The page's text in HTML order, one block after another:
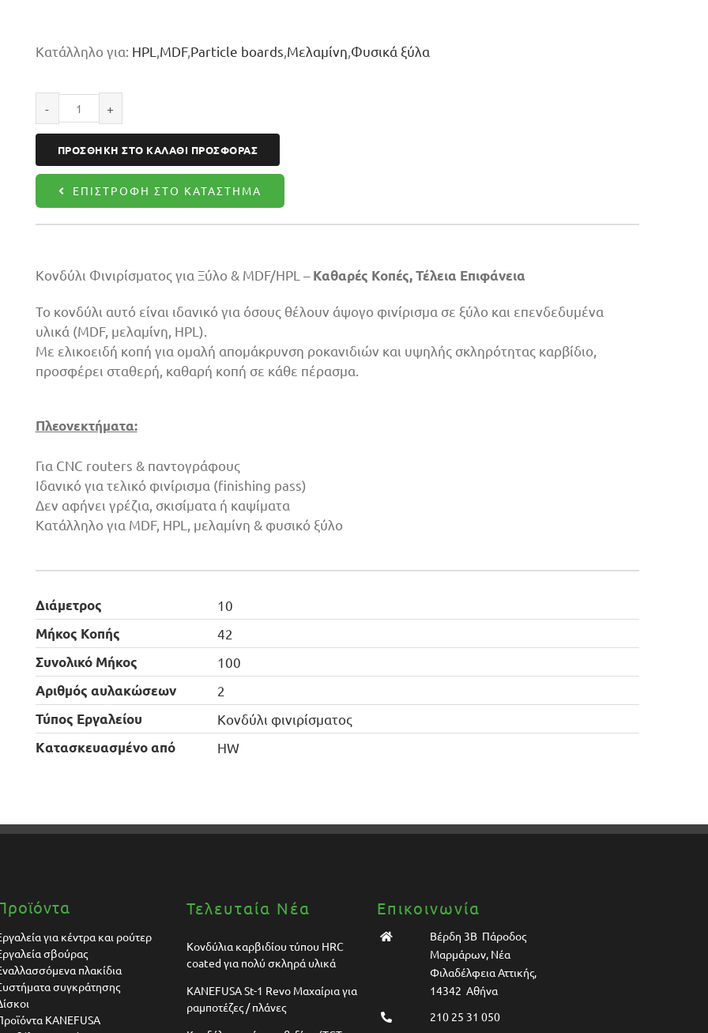
Κατάλληλο για: HPL MDF,Particle boards Μελαμίνη Φυσικά ξύλα
Κονδύλι
φινιρίσματος
10X42X100
Z2
ποσότητα
ΠΡΟΣΘΉΚΗ ΣΤΟ ΚΑΛΆΘΙ ΠΡΟΣΦΟΡΆΣ
ΕΠΙΣΤΡΟΦΉ ΣΤΟ ΚΑΤΆΣΤΗΜΑ
Κονδύλι Φινιρίσματος για Ξύλο & MDF/HPL –Καθαρές Κοπές, Τέλεια Επιφάνεια
Το κονδύλι αυτό είναι ιδανικό για όσους θέλουν άψογο φινίρισμα σε ξύλο και επενδεδυμένα
υλικά (MDF, μελαμίνη, HPL).
Με ελικοειδή κοπή για ομαλή απομάκρυνση ροκανιδιών και υψηλής σκληρότητας καρβίδιο,
προσφέρει σταθερή, καθαρή κοπή σε κάθε πέρασμα.
Πλεονεκτήματα:
Για CNC routers & παντογράφους
Ιδανικό για τελικό φινίρισμα (finishing pass)
Δεν αφήνει γρέζια, σκισίματα ή καψίματα
Κατάλληλο για MDF, HPL, μελαμίνη & φυσικό ξύλο
Διάμετρος
10
Μήκος Κοπής
42
Συνολικό Μήκος
100
Αριθμός αυλακώσεων
2
Τύπος Εργαλείου
Κονδύλι φινιρίσματος
Kατασκευασμένο από
HW
για κέντρα και ρούτερ
σβούρας
πλακίδια
συγκράτησης
KANEFUSA
Τελευταία Νέα
Κονδύλια καρβιδίου τύπου HRC
coated για πολύ σκληρά υλικά
KANEFUSA St-1 Revo Μαχαίρια για
ραμποτέζες / πλάνες
Επικοινωνία
Βέρδη 3Β Πάροδος
Μαρμάρων, Νέα
Φιλαδέλφεια Αττικής,
14342 Αθήνα
210 25 31 050